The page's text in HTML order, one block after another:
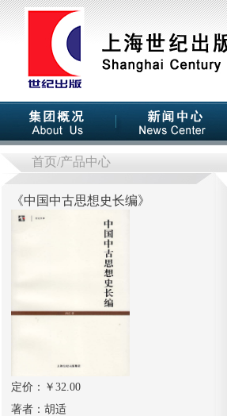
首页/产品中心
《中国中古思想史长编》
定价：￥ 32.00
著者： 胡适